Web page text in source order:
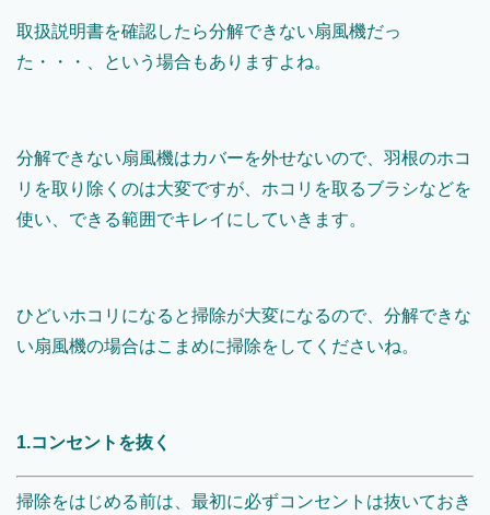
取扱説明書を確認したら分解できない扇風機だっ
た・・・、という場合もありますよね。
分解できない扇風機はカバーを外せないので、羽根のホコ
リを取り除くのは大変ですが、ホコリを取るブラシなどを
使い、できる範囲でキレイにしていきます。
ひどいホコリになると掃除が大変になるので、分解できな
い扇風機の場合はこまめに掃除をしてくださいね。
1.コンセントを抜く
掃除をはじめる前は、最初に必ずコンセントは抜いておき